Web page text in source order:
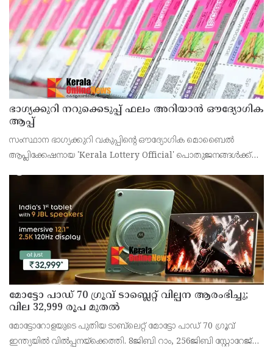
ഭാഗ്യക്കുറി നറുക്കെടുപ്പ് ഫലം അറിയാൻ ഔദ്യോഗിക
ആപ്പ്
സംസ്ഥാന ഭാഗ്യക്കുറി വകുപ്പിന്റെ ഔദ്യോഗിക മൊബൈൽ
ആപ്ലിക്കേഷനായ 'Kerala Lottery Official' പൊതുജനങ്ങൾക്ക്
അഞ്ജു കെ എസ് അറിയിച്ചു.
മോട്ടോ പാഡ് 70 ഗ്രൂവ് ടാബ്ലെറ്റ് വില്പന ആരംഭിച്ചു;
വില 32,999 രൂപ മുതൽ
മോട്ടോറോളയുടെ പുതിയ ടാബ്‌ലെറ്റ് മോട്ടോ പാഡ് 70 ഗ്രൂവ്
ഇന്ത്യയിൽ വിൽപ്പനയ്‌ക്കെത്തി. 8ജിബി റാം, 256ജിബി സ്റ്റോറേജ്